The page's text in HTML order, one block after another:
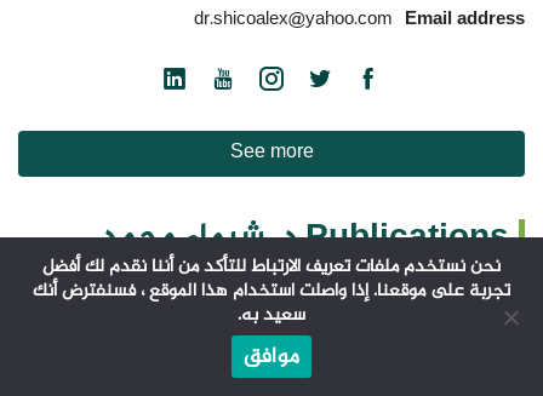
dr.shicoalex@yahoo.com Email address
See more
Publications د. شيماء محمد
نحن نستخدم ملفات تعريف الارتباط للتأكد من أننا نقدم لك أفضل
تجربة على موقعنا. إذا واصلت استخدام هذا الموقع ، فسنفترض أنك
سعيد به.
موافق